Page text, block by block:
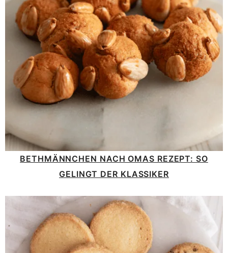
BETHMÄNNCHEN NACH OMAS REZEPT: SO
GELINGT DER KLASSIKER